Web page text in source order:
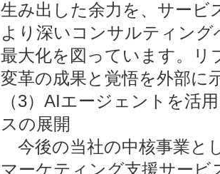
生み出した余力を、サービ
より深いコンサルティン
最大化を図っています。
変革の成果と覚悟を外部に
（3）AIエージェントを活
スの展開
今後の当社の中核事業と
マーケティング支援サービ